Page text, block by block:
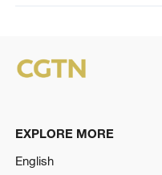
EXPLORE MORE
English